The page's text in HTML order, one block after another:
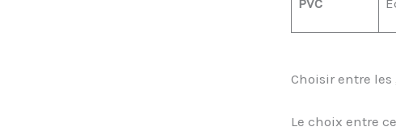
PVC
Choisir entre
Le choix entre